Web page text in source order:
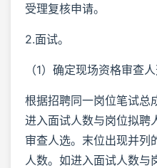
受理复核申请。
2.面试。
（1）确定现场资格审查人
根据招聘同一岗位笔试总
进入面试人数与岗位拟聘
审查人选。末位出现并列
人数。如进入面试人数与